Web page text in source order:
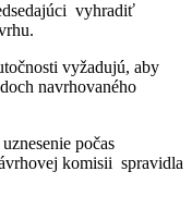
vyhradiť
vyžadujú, aby
navrhovaného
počas
komisii spravidla